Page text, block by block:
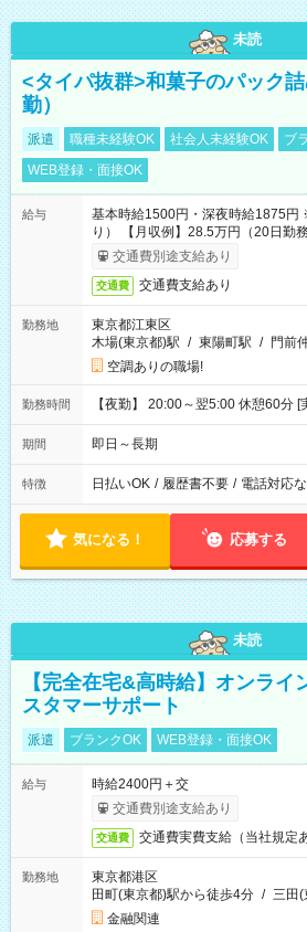
未読
<タイパ抜群>和菓子のパック
勤）
派遣 職種未経験OK 社会人未経験OK
ブ
WEB登録・面接OK
給与
基本時給1500円・深夜時給1875円
り） 【月収例】28.5万円（20日勤
合）交通費別途支給あり
交通費 交通費支給あり
勤務地
東京都江東区
木場(東京都)駅 / 東陽町駅 / 門前
空調ありの職場!
勤務時間 【夜勤】 20:00～翌5:00 休憩60分
期間 即日～長期
特徴 日払いOK / 履歴書不要 / 電話対応
気になる！ 応募する
未読
【完全在宅&高時給】オンライ
スタマーサポート
派遣 ブランクOK WEB登録・面接OK
給与
時給2400円＋交
交通費別途支給あり
交通費 交通費実費支給（当社規定
勤務地
東京都港区
田町(東京都)駅から徒歩4分 / 三田(
金融関連